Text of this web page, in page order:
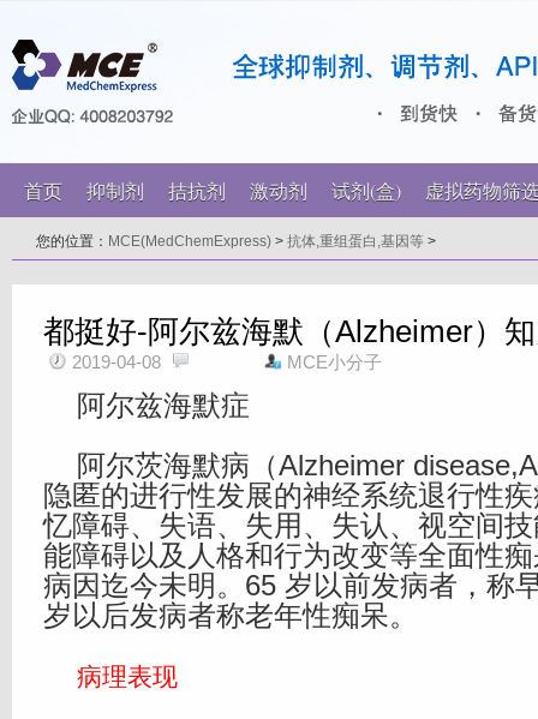
首页 抑制剂 拮抗剂 激动剂 试剂(盒) 虚拟药物筛
您的位置： MCE(MedChemExpress) > 抗体,重组蛋白,基因等 >
都挺好-阿尔兹海默（Alzheimer）
2019-04-08 MCE小分子
阿尔兹海默症
阿尔茨海默病（Alzheimer
隐匿的进行性发展的神经系统退行性
忆障碍、失语、失用、失认、视空间
能障碍以及人格和行为改变等全面性
病因迄今未明。65 岁以前发病者，称
岁以后发病者称老年性痴呆。
病理表现